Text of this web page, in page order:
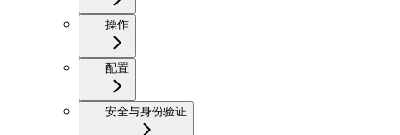
操作
配置
安全与身份验证